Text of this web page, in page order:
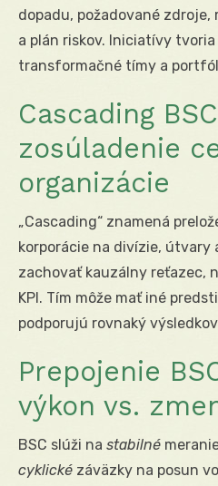
dopadu, požadované zdroje,
a plán riskov. Iniciatívy
transformačné tímy a
Cascading
zosúladenie
organizácie
„Cascading“ znamená
korporácie na divízie, útvary
zachovať kauzálny reťazec,
KPI. Tím môže mať iné
podporujú rovnaký
Prepojenie
výkon vs.
BSC slúži na stabilné
cyklické záväzky na posun